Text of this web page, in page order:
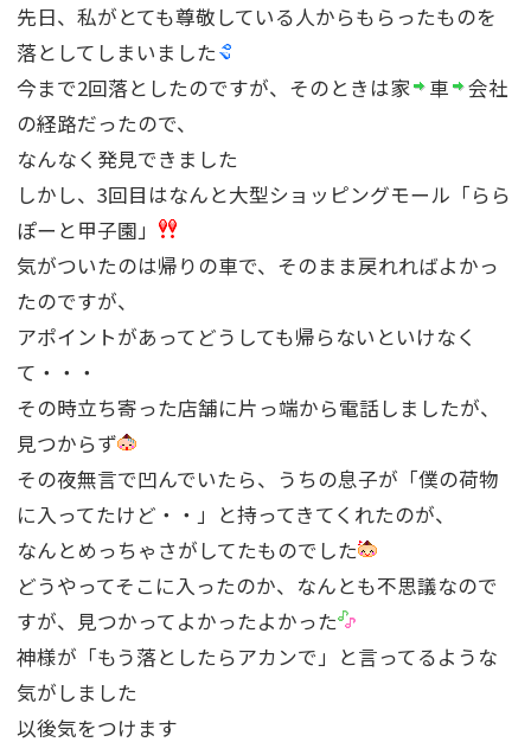
先日、私がとても尊敬している人からもらったものを
落としてしまいました
今まで2回落としたのですが、そのときは家
車
会社
の経路だったので、
なんなく発見できました
しかし、3回目はなんと大型ショッピングモール「らら
ぽーと甲子園」
気がついたのは帰りの車で、そのまま戻れればよかっ
たのですが、
アポイントがあってどうしても帰らないといけなく
て・・・
その時立ち寄った店舗に片っ端から電話しましたが、
見つからず
その夜無言で凹んでいたら、うちの息子が「僕の荷物
に入ってたけど・・」と持ってきてくれたのが、
なんとめっちゃさがしてたものでした
どうやってそこに入ったのか、なんとも不思議なので
すが、見つかってよかったよかった
神様が「もう落としたらアカンで」と言ってるような
気がしました
以後気をつけます